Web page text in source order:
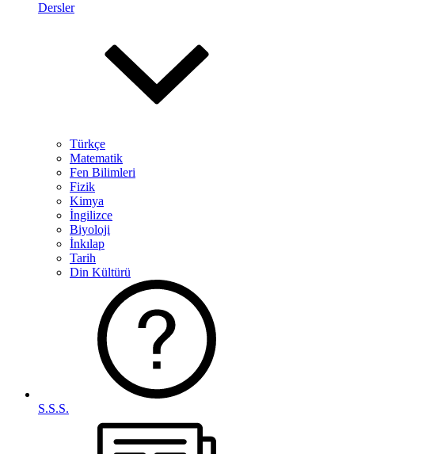
Dersler
Türkçe
Matematik
Fen Bilimleri
Fizik
Kimya
İngilizce
Biyoloji
İnkılap
Tarih
Din Kültürü
S.S.S.